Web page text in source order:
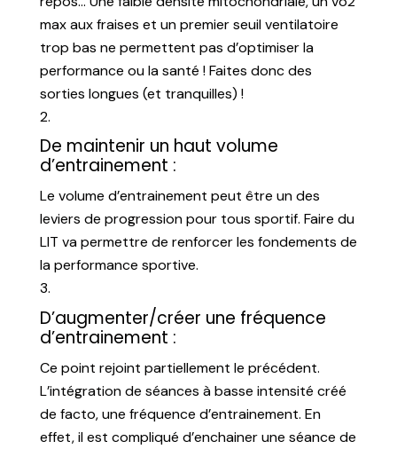
max aux fraises et un premier seuil ventilatoire
trop bas ne permettent pas d’optimiser la
performance ou la santé ! Faites donc des
sorties longues (et tranquilles) !
De maintenir un haut volume
d’entrainement :
Le volume d’entrainement peut être un des
leviers de progression pour tous sportif. Faire du
LIT va permettre de renforcer les fondements de
la performance sportive.
D’augmenter/créer une fréquence
d’entrainement :
Ce point rejoint partiellement le précédent.
L’intégration de séances à basse intensité créé
de facto, une fréquence d’entrainement. En
effet, il est compliqué d’enchainer une séance de